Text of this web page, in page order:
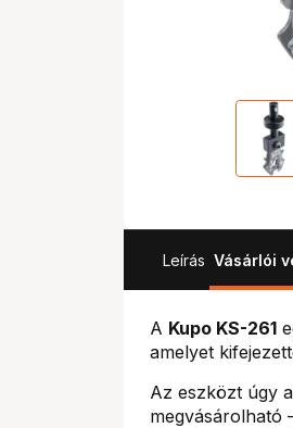
Leírás Vásárlói
A Kupo KS-261
amelyet
Az eszközt úgy
megvásárolható